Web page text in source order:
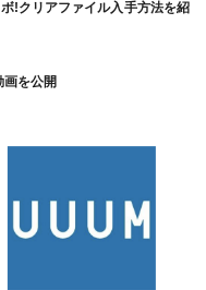
!クリアファイル入手方法を紹
画を公開